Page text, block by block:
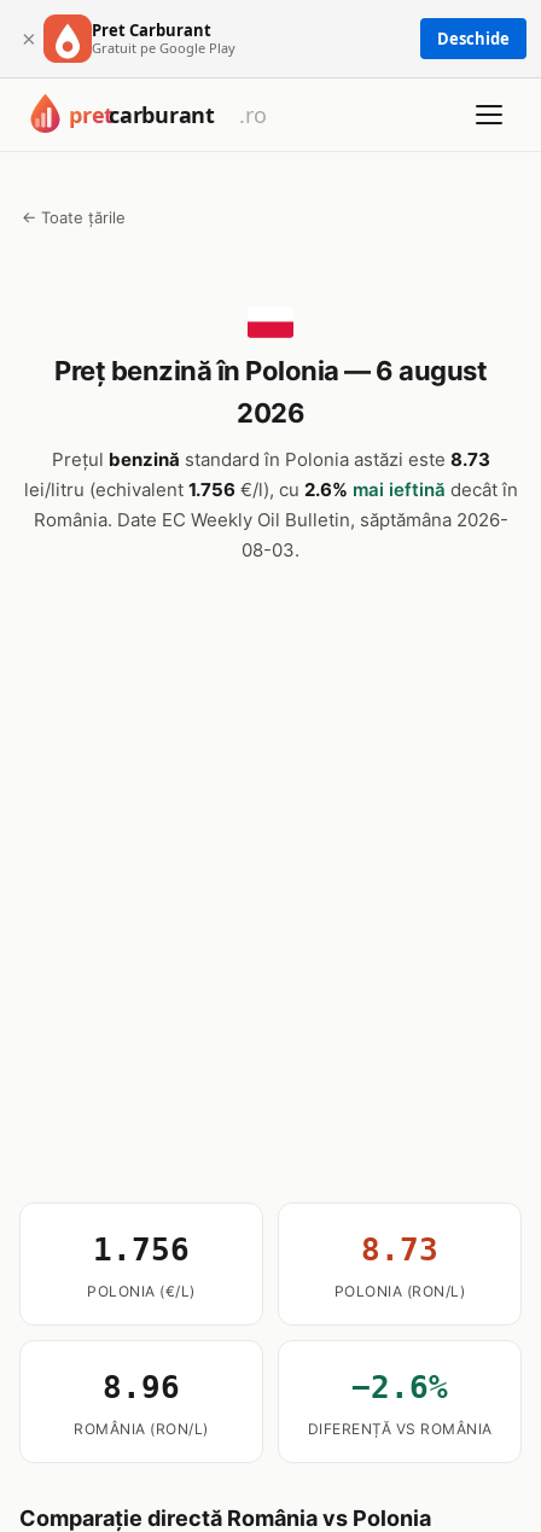
× Pret Carburant
Gratuit pe Google Play Deschide
← Toate țările
Preț benzină în Polonia — 6 august
2026
Prețul benzină standard în Polonia astăzi este 8.73
lei/litru (echivalent 1.756 €/l), cu 2.6% mai ieftină decât în
România. Date EC Weekly Oil Bulletin, săptămâna 2026-
08-03.
1.756
POLONIA (€/L)
8.73
POLONIA (RON/L)
8.96
ROMÂNIA (RON/L)
−2.6%
DIFERENȚĂ VS ROMÂNIA
Comparație directă România vs Polonia